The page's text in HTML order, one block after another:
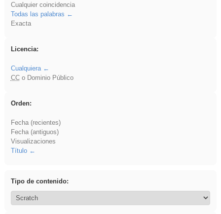
Cualquier coincidencia
Todas las palabras
Exacta
Licencia:
Cualquiera
CCo Dominio Público
Orden:
Fecha (recientes)
Fecha (antiguos)
Visualizaciones
Título
Tipo de contenido: